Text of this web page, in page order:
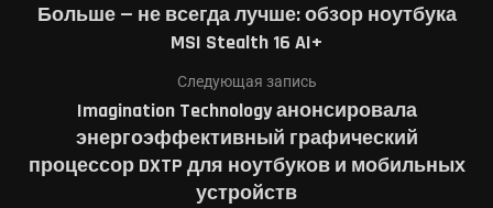
Больше — не всегда лучше: обзор ноутбука
MSI Stealth 16 AI+
Следующая запись
Imagination Technology анонсировала
энергоэффективный графический
процессор DXTP для ноутбуков и мобильных
устройств